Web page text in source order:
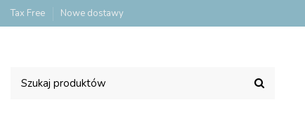
Tax Free Nowe dostawy